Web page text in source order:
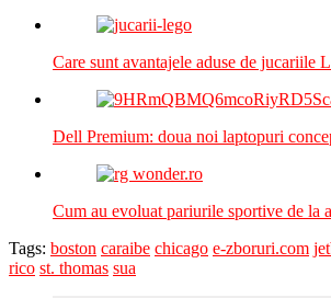
Care sunt avantajele aduse de jucariile
Dell Premium: doua noi laptopuri
Cum au evoluat pariurile sportive de la
Tags: boston caraibe chicago e-zboruri.com
rico st. thomas sua